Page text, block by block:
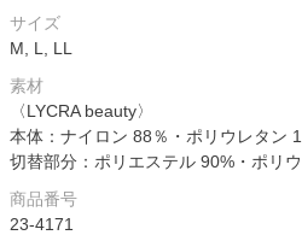
サイズ
M, L, LL
素材
〈LYCRA beauty〉
本体：ナイロン 88％・ポリウレタン
切替部分：ポリエステル 90%・ポリ
商品番号
23-4171